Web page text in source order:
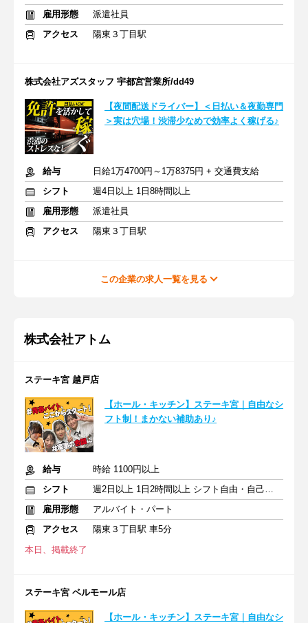
雇用形態
派遣社員
アクセス
陽東３丁目駅
株式会社アズスタッフ 宇都宮営業所/dd49
【夜間配送ドライバー】＜日払い＆夜勤専門
＞実は穴場！渋滞少なめで効率よく稼げる♪
給与
日給1万4700円～1万8375円 + 交通費支給
シフト
週4日以上 1日8時間以上
雇用形態
派遣社員
アクセス
陽東３丁目駅
この企業の求人一覧を見る
株式会社アトム
ステーキ宮 越戸店
【ホール・キッチン】ステーキ宮｜自由なシ
フト制！まかない補助あり♪
給与
時給 1100円以上
シフト
週2日以上 1日2時間以上 シフト自由・自己申告
雇用形態
アルバイト・パート
アクセス
陽東３丁目駅 車5分
本日、掲載終了
ステーキ宮 ベルモール店
【ホール・キッチン】ステーキ宮｜自由なシ